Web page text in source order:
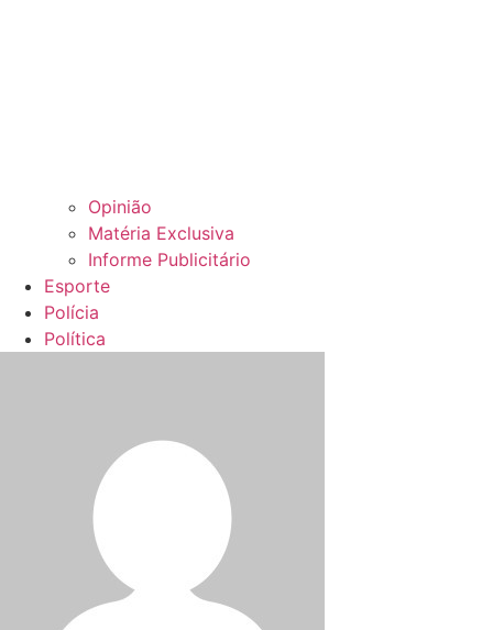
Opinião
Matéria Exclusiva
Informe Publicitário
Esporte
Polícia
Política